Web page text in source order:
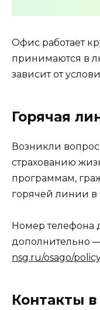
Офис работает
принимаются в
зависит от
Горячая
Возникли
страхованию
программам,
горячей линии в
Номер телефона
дополнительно
nsg.ru/osago/policy
Контакты